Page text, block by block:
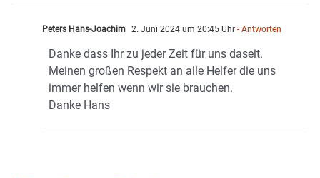
Peters Hans-Joachim 2. Juni 2024 um 20:45 Uhr - Antworten
Danke dass Ihr zu jeder Zeit für uns daseit.
Meinen großen Respekt an alle Helfer die uns
immer helfen wenn wir sie brauchen.
Danke Hans